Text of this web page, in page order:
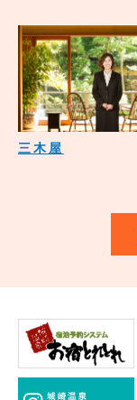
三木屋